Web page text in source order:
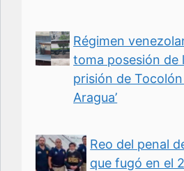
Régimen
toma posesión de
prisión de
Aragua’
Reo del penal
que fugó en el